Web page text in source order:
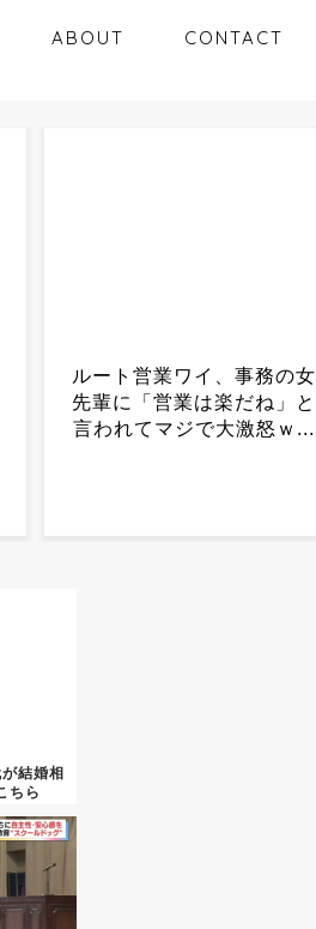
ABOUT CONTACT
「学校でプール授業無くし
たから溺れる子供が増え
た！」 ←これさ...
結婚相
ちら